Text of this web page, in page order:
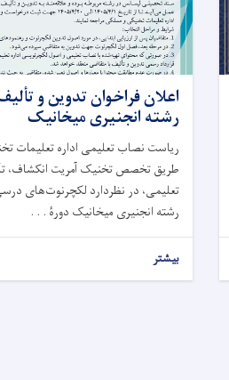
اعلان فراخوان تدوین و
رشته انجنیری میخانیک
ریاست نصاب تعلیمی اداره تعلیمات
طریق تخصص تخنیک آمریت انکشاف،
تعلیمی، در نظردارد لکچرنوت‌های
رشته انجنیری میخانیک دورۀ . . .
بیشتر